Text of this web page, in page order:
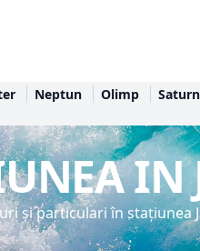
Neptun Olimp Saturn
IN
și particulari în stațiunea